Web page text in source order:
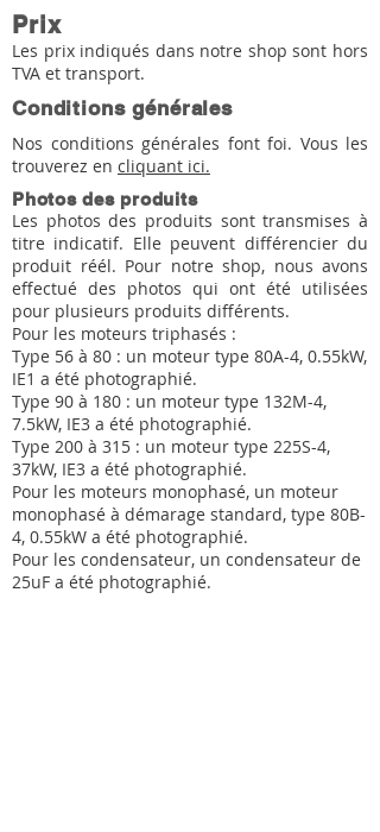
Prix
Les prix indiqués dans notre shop sont hors
TVA et transport.
Conditions générales
Nos conditions générales font foi. Vous les
trouverez en cliquant ici.
Photos des produits
Les photos des produits sont transmises à
titre indicatif. Elle peuvent différencier du
produit réél. Pour notre shop, nous avons
effectué des photos qui ont été utilisées
pour plusieurs produits différents.
Pour les moteurs triphasés :
Type 56 à 80 : un moteur type 80A-4, 0.55kW,
IE1 a été photographié.
Type 90 à 180 : un moteur type 132M-4,
7.5kW, IE3 a été photographié.
Type 200 à 315 : un moteur type 225S-4,
37kW, IE3 a été photographié.
Pour les moteurs monophasé, un moteur
monophasé à démarage standard, type 80B-
4, 0.55kW a été photographié.
Pour les condensateur, un condensateur de
25uF a été photographié.